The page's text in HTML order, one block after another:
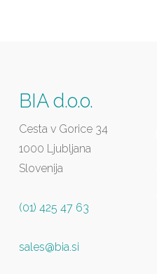
BIA d.o.o.
Cesta v Gorice 34
1000 Ljubljana
Slovenija
(01) 425 47 63
sales@bia.si